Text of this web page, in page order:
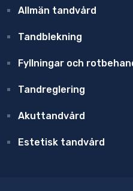
Allmän tandvård
Tandblekning
Fyllningar och
Tandreglering
Akuttandvård
Estetisk tandvård